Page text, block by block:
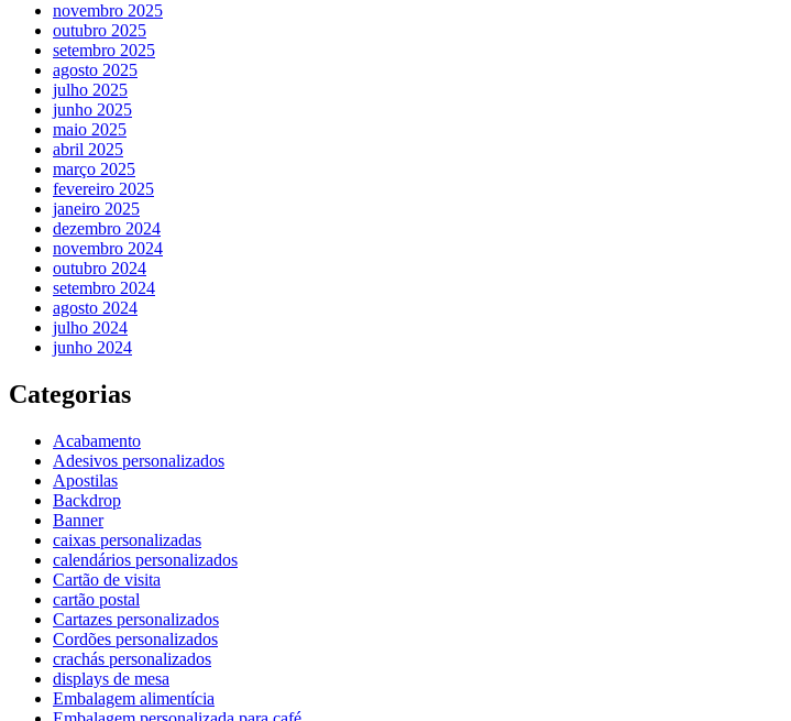
novembro 2025
outubro 2025
setembro 2025
agosto 2025
julho 2025
junho 2025
maio 2025
abril 2025
março 2025
fevereiro 2025
janeiro 2025
dezembro 2024
novembro 2024
outubro 2024
setembro 2024
agosto 2024
julho 2024
junho 2024
Categorias
Acabamento
Adesivos personalizados
Apostilas
Backdrop
Banner
caixas personalizadas
calendários personalizados
Cartão de visita
cartão postal
Cartazes personalizados
Cordões personalizados
crachás personalizados
displays de mesa
Embalagem alimentícia